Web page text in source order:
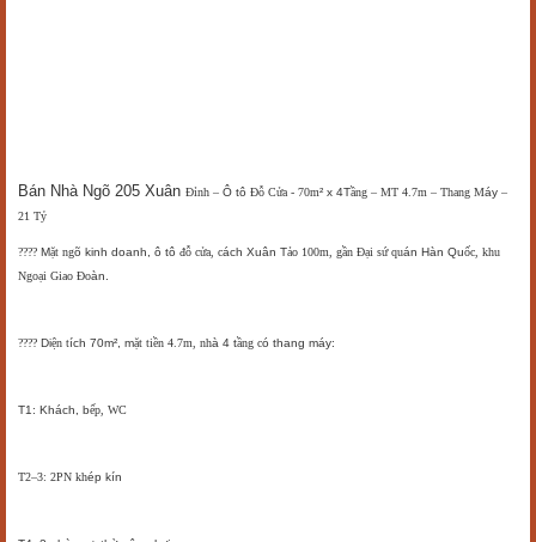
Bán Nhà Ngõ 205 Xuân Đỉnh – Ô tô Đỗ Cửa - 70m² x 4Tầng – MT 4.7m – Thang Máy –
21 Tỷ
???? Mặt ngõ kinh doanh, ô tô đỗ cửa, cách Xuân Tảo 100m, gần Đại sứ quán Hàn Quốc, khu
Ngoại Giao Đoàn.
???? Diện tích 70m², mặt tiền 4.7m, nhà 4 tầng có thang máy:
T1: Khách, bếp, WC
T2–3: 2PN khép kín